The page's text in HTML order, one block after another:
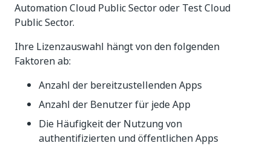
Automation Cloud Public Sector oder Test Cloud
Public Sector.
Ihre Lizenzauswahl hängt von den folgenden
Faktoren ab:
Anzahl der bereitzustellenden Apps
Anzahl der Benutzer für jede App
Die Häufigkeit der Nutzung von
authentifizierten und öffentlichen Apps